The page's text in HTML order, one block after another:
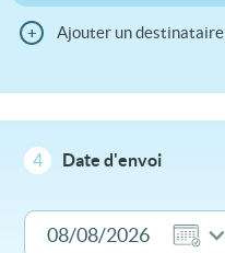
+ Ajouter un destinataire
4 Date d'envoi